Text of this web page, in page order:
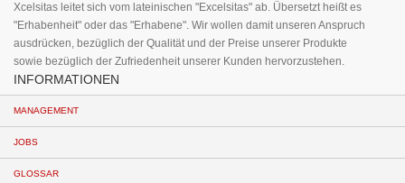
Xcelsitas leitet sich vom lateinischen "Excelsitas" ab. Übersetzt heißt es
"Erhabenheit" oder das "Erhabene". Wir wollen damit unseren Anspruch
ausdrücken, bezüglich der Qualität und der Preise unserer Produkte
sowie bezüglich der Zufriedenheit unserer Kunden hervorzustehen.
INFORMATIONEN
MANAGEMENT
JOBS
GLOSSAR